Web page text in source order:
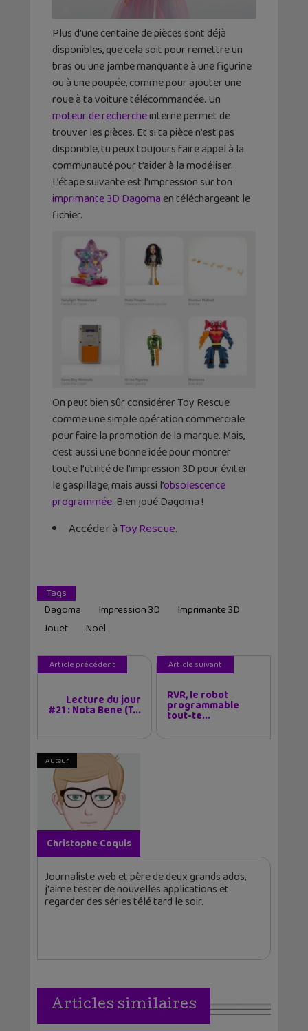
Plus d’une centaine de pièces sont déjà
disponibles, que cela soit pour remettre un
bras ou une jambe manquante à une figurine
ou à une poupée, comme pour ajouter une
roue à ta voiture télécommandée. Un
moteur de rechercheinterne permet de
trouver les pièces. Et si ta pièce n’est pas
disponible, tu peux toujours faire appel à la
communauté pour t’aider à la modéliser.
L’étape suivante est l’impression sur ton
imprimante 3D Dagoma en téléchargeant le
fichier.
On peut bien sûr considérer Toy Rescue
comme une simple opération commerciale
pour faire la promotion de la marque. Mais,
c’est aussi une bonne idée pour montrer
toute l’utilité de l’impression 3D pour éviter
le gaspillage, mais aussi l’obsolescence
programmée. Bien joué Dagoma !
Accéder àToy Rescue.
Tags
Dagoma
Impression 3D
Imprimante 3D
Jouet
Noël
Article précédent
Lecture du jour
#21 : Nota Bene (T...
Article suivant
RVR, le robot
programmable
tout-te...
Auteur
Christophe Coquis
Journaliste web et père de deux grands ados,
j'aime tester de nouvelles applications et
regarder des séries télé tard le soir.
Articles similaires